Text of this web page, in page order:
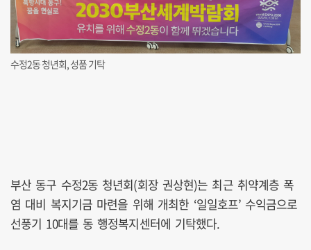
수정2동 청년회, 성품 기탁
부산 동구 수정2동 청년회(회장 권상현)는 최근 취약계층 폭
염 대비 복지기금 마련을 위해 개최한 ‘일일호프’ 수익금으로
선풍기 10대를 동 행정복지센터에 기탁했다.